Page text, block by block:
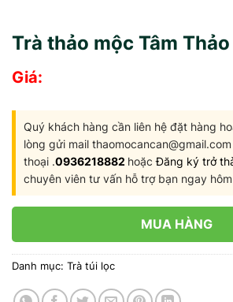
Trà thảo mộc Tâm Thảo
Giá:
Quý khách hàng cần liên hệ đặt hàng
lòng gửi mail
thoại .0936218882 hoặcĐăng ký trở
chuyên viên tư vấn hỗ trợ bạn ngay
MUA HÀNG
Danh mục: Trà túi lọc